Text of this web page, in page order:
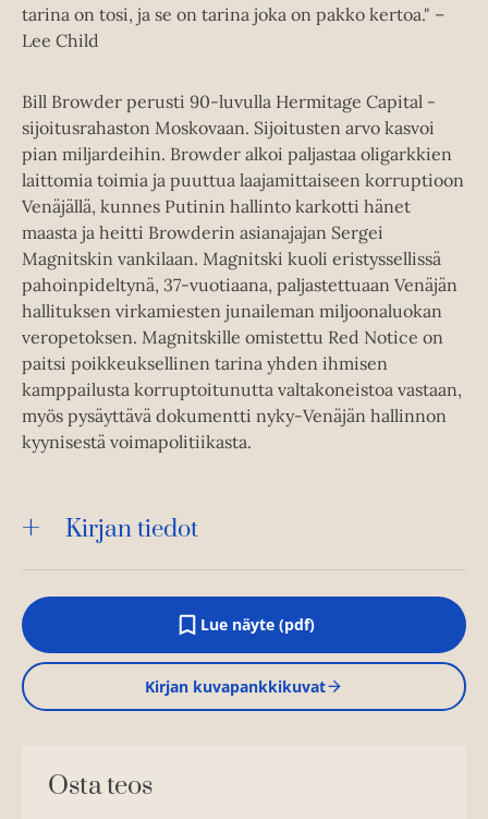
tarina on tosi, ja se on tarina joka on pakko kertoa." –
Lee Child
Bill Browder perusti 90-luvulla Hermitage Capital -
sijoitusrahaston Moskovaan. Sijoitusten arvo kasvoi
pian miljardeihin. Browder alkoi paljastaa oligarkkien
laittomia toimia ja puuttua laajamittaiseen korruptioon
Venäjällä, kunnes Putinin hallinto karkotti hänet
maasta ja heitti Browderin asianajajan Sergei
Magnitskin vankilaan. Magnitski kuoli eristyssellissä
pahoinpideltynä, 37-vuotiaana, paljastettuaan Venäjän
hallituksen virkamiesten junaileman miljoonaluokan
veropetoksen. Magnitskille omistettu Red Notice on
paitsi poikkeuksellinen tarina yhden ihmisen
kamppailusta korruptoitunutta valtakoneistoa vastaan,
myös pysäyttävä dokumentti nyky-Venäjän hallinnon
kyynisestä voimapolitiikasta.
Kirjan tiedot
Lue näyte (pdf)
A
u
k
e
a
Kirjan kuvapankkikuvat
Osta teos